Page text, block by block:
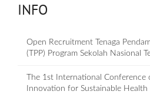
INFO
Open Recruitment Tenaga
(TPP) Program Sekolah Nasional
The 1st International Conference
Innovation for Sustainable Health